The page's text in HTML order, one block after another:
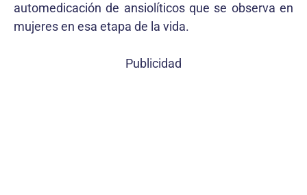
automedicación de ansiolíticos que se observa en
mujeres en esa etapa de la vida.
Publicidad